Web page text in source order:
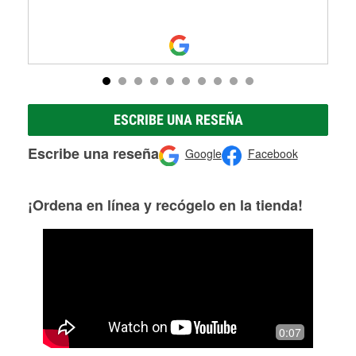
ESCRIBE UNA RESEÑA
Escribe una reseña Google Facebook
¡Ordena en línea y recógelo en la tienda!
0:07